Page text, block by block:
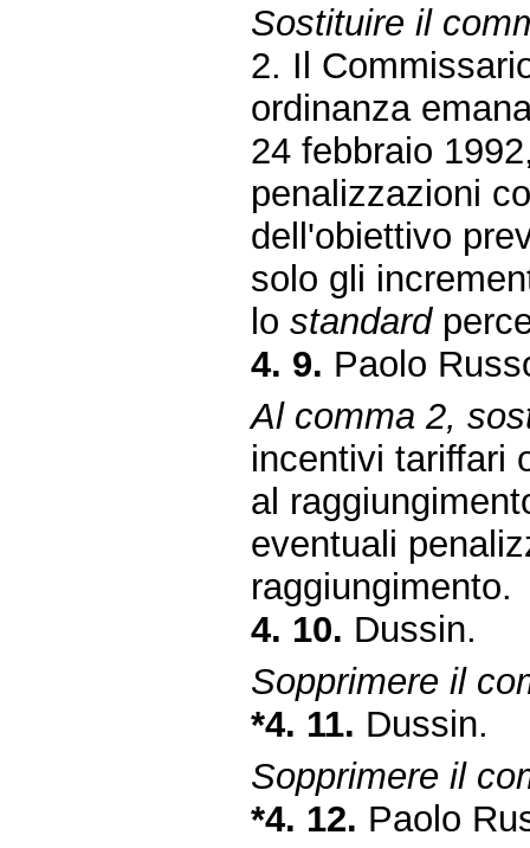
Sostituire il
2. Il
ordinanza
24 febbraio
penalizzazioni
dell'obiettivo
solo gli
lostandard
4. 9. Paolo
Al comma 2,
incentivi tariffari
al
eventuali
raggiungimento.
4. 10. Dussin.
Sopprimere il
*4. 11. Dussin.
Sopprimere il
*4. 12. Paolo